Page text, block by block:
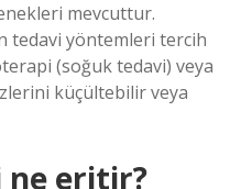
mevcuttur.
tedavi yöntemleri tercih
(soğuk tedavi) veya
küçültebilir veya
ne eritir?